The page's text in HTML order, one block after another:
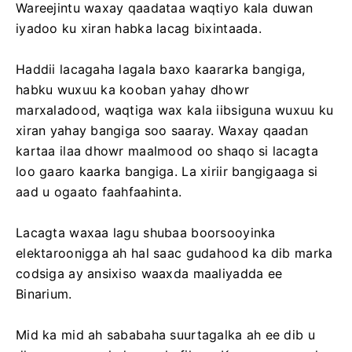
Wareejintu waxay qaadataa waqtiyo kala duwan
iyadoo ku xiran habka lacag bixintaada.
Haddii lacagaha lagala baxo kaararka bangiga,
habku wuxuu ka kooban yahay dhowr
marxaladood, waqtiga wax kala iibsiguna wuxuu ku
xiran yahay bangiga soo saaray. Waxay qaadan
kartaa ilaa dhowr maalmood oo shaqo si lacagta
loo gaaro kaarka bangiga. La xiriir bangigaaga si
aad u ogaato faahfaahinta.
Lacagta waxaa lagu shubaa boorsooyinka
elektaroonigga ah hal saac gudahood ka dib marka
codsiga ay ansixiso waaxda maaliyadda ee
Binarium.
Mid ka mid ah sababaha suurtagalka ah ee dib u